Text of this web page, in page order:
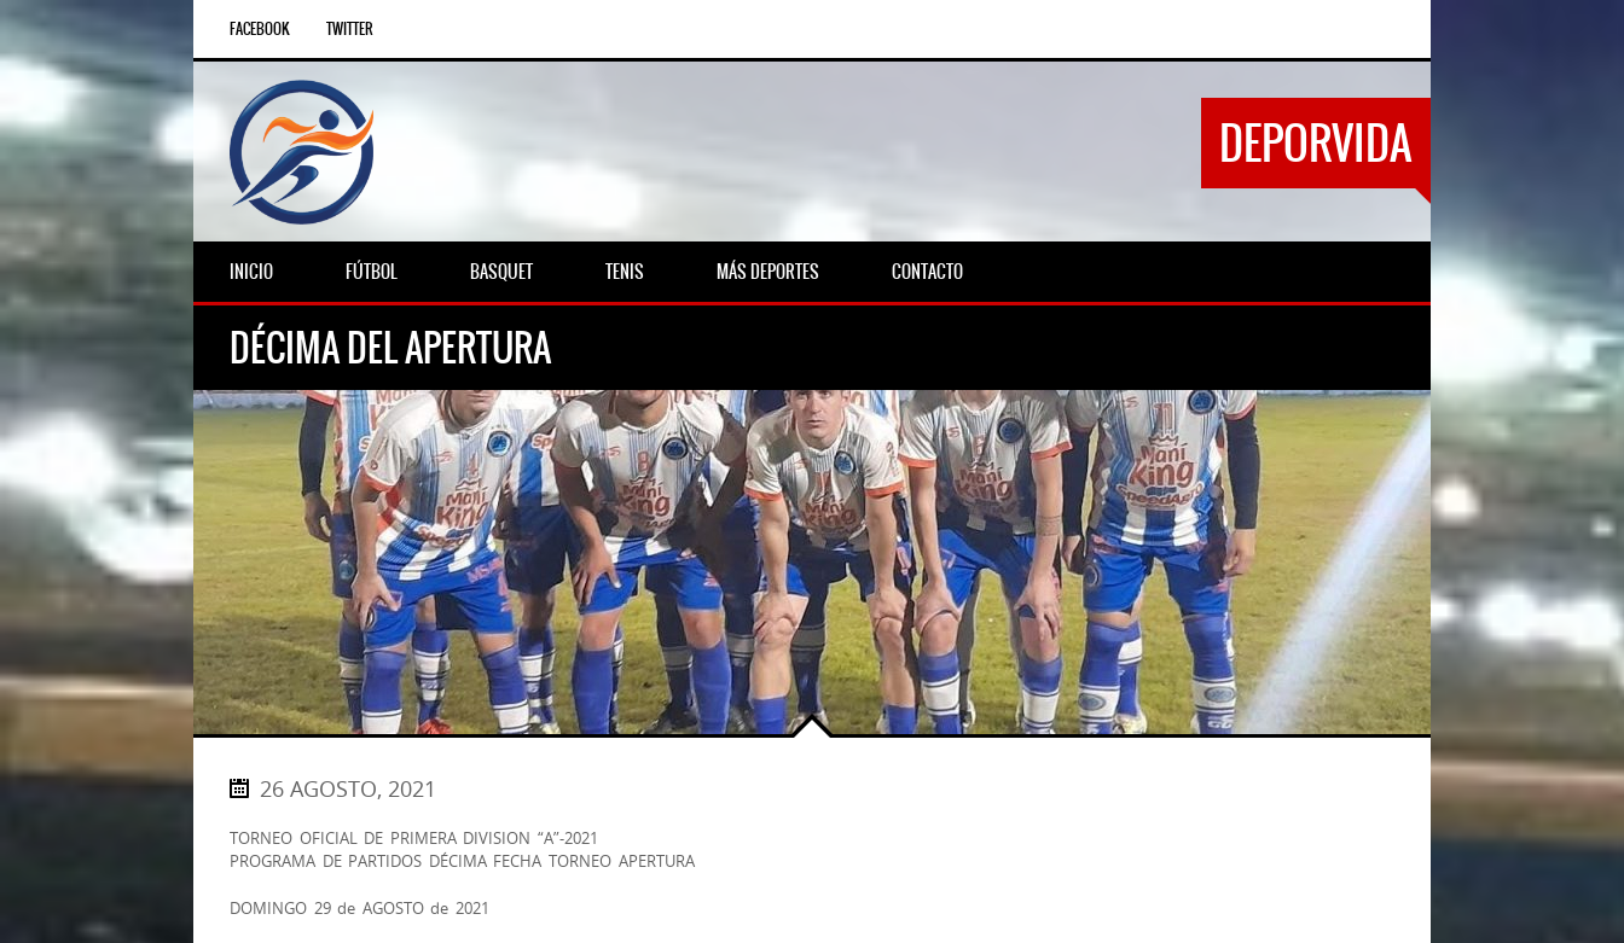
FACEBOOK TWITTER
DEPORVIDA
INICIO FÚTBOL BASQUET TENIS MÁS DEPORTES CONTACTO
DÉCIMA DEL APERTURA
26 AGOSTO, 2021
TORNEO OFICIAL DE PRIMERA DIVISION “A”-2021
PROGRAMA DE PARTIDOS DÉCIMA FECHA TORNEO APERTURA
DOMINGO 29 de AGOSTO de 2021